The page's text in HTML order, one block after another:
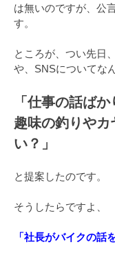
は無いのですが、公
す。
ところが、つい先日
や、SNSについてな
「仕事の話ば
趣味の釣りや
い？」
と提案したのです。
そうしたらですよ、
「社長がバイクの話